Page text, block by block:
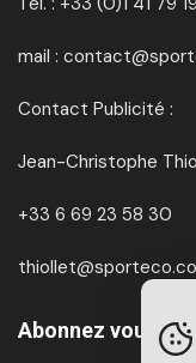
mail :
Contact Publicité :
Jean-Christophe
+33 6 69 23 58 30
Abonnez vous à